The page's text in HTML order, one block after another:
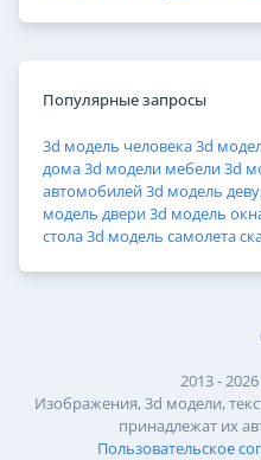
Популярные запросы
3d модель человека3d
дома3d модели мебели3d
автомобилей3d модель
модель двери3d модель
стола3d модель самолета
2013 - 2026
Изображения, 3d модели,
принадлежат их
Пользовательское